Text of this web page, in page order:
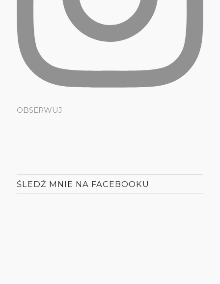
OBSERWUJ
ŚLEDŹ MNIE NA FACEBOOKU